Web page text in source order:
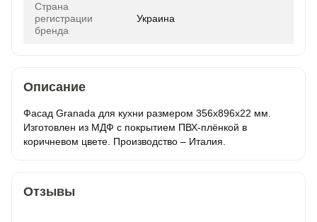
Страна
регистрации
бренда
Украина
Описание
Фасад Granada для кухни размером 356х896х22 мм.
Изготовлен из МДФ с покрытием ПВХ-плёнкой в
коричневом цвете. Производство – Италия.
Отзывы